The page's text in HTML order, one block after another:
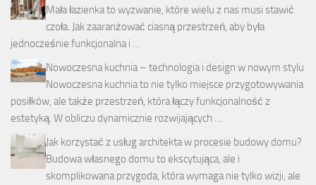
Mała łazienka to wyzwanie, które wielu z nas musi stawić
czoła. Jak zaaranżować ciasną przestrzeń, aby była
jednocześnie funkcjonalna i …
Nowoczesna kuchnia – technologia i design w nowym stylu
Nowoczesna kuchnia to nie tylko miejsce przygotowywania
posiłków, ale także przestrzeń, która łączy funkcjonalność z
estetyką. W obliczu dynamicznie rozwijających …
Jak korzystać z usług architekta w procesie budowy domu?
Budowa własnego domu to ekscytująca, ale i
skomplikowana przygoda, która wymaga nie tylko wizji, ale